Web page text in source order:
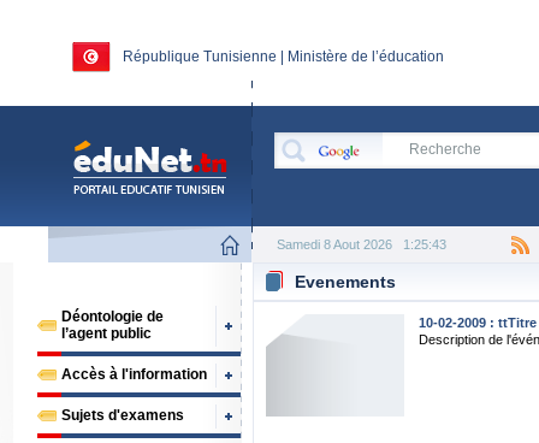
République Tunisienne | Ministère de l’éducation
Samedi 8 Aout 2026 1:25:43
Déontologie de
l’agent public
Accès à l'information
Sujets d'examens
Evenements
10-02-2009 :
Description de